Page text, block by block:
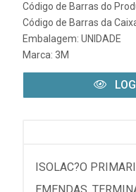
Código de Barras do
Código de Barras da
Embalagem: UNIDADE
Marca: 3M
ISOLAC?O